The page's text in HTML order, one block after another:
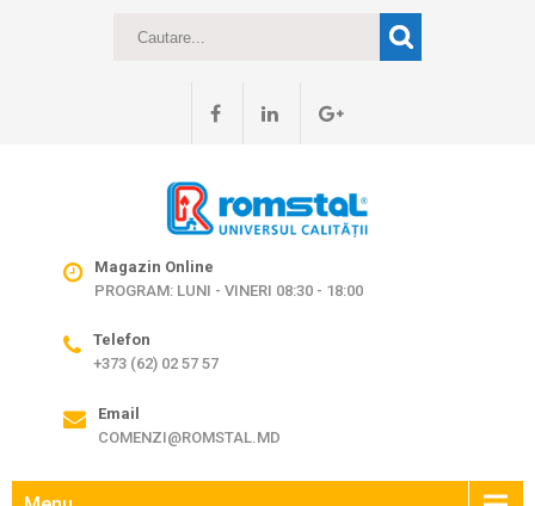
Magazin Online
PROGRAM: LUNI - VINERI 08:30 - 18:00
Telefon
+373 (62) 02 57 57
Email
COMENZI@ROMSTAL.MD